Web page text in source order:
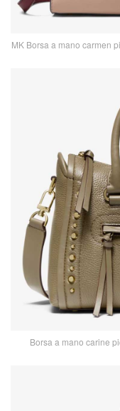
MK Borsa a mano carmen
Borsa a mano carine